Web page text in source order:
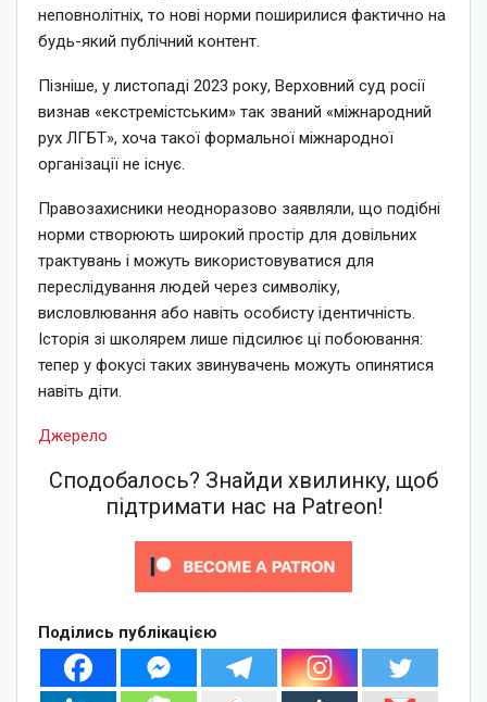
неповнолітніх, то нові норми поширилися фактично на
будь-який публічний контент.
Пізніше, у листопаді 2023 року, Верховний суд росії
визнав «екстремістським» так званий «міжнародний
рух ЛГБТ», хоча такої формальної міжнародної
організації не існує.
Правозахисники неодноразово заявляли, що подібні
норми створюють широкий простір для довільних
трактувань і можуть використовуватися для
переслідування людей через символіку,
висловлювання або навіть особисту ідентичність.
Історія зі школярем лише підсилює ці побоювання:
тепер у фокусі таких звинувачень можуть опинятися
навіть діти.
Джерело
Сподобалось? Знайди хвилинку, щоб
підтримати нас на Patreon!
Поділись публікацією